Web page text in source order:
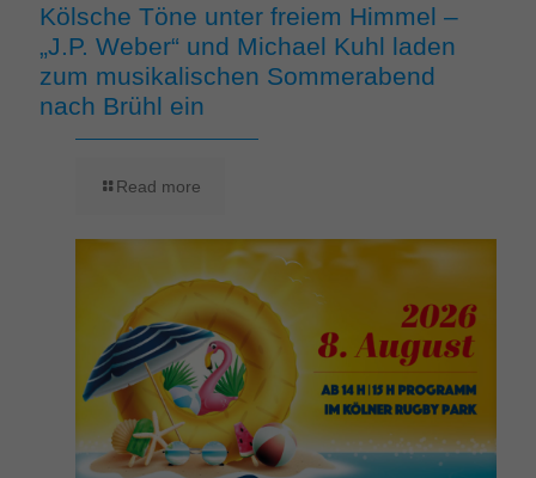
Kölsche Töne unter freiem Himmel –
„J.P. Weber“ und Michael Kuhl laden
zum musikalischen Sommerabend
nach Brühl ein
Read more